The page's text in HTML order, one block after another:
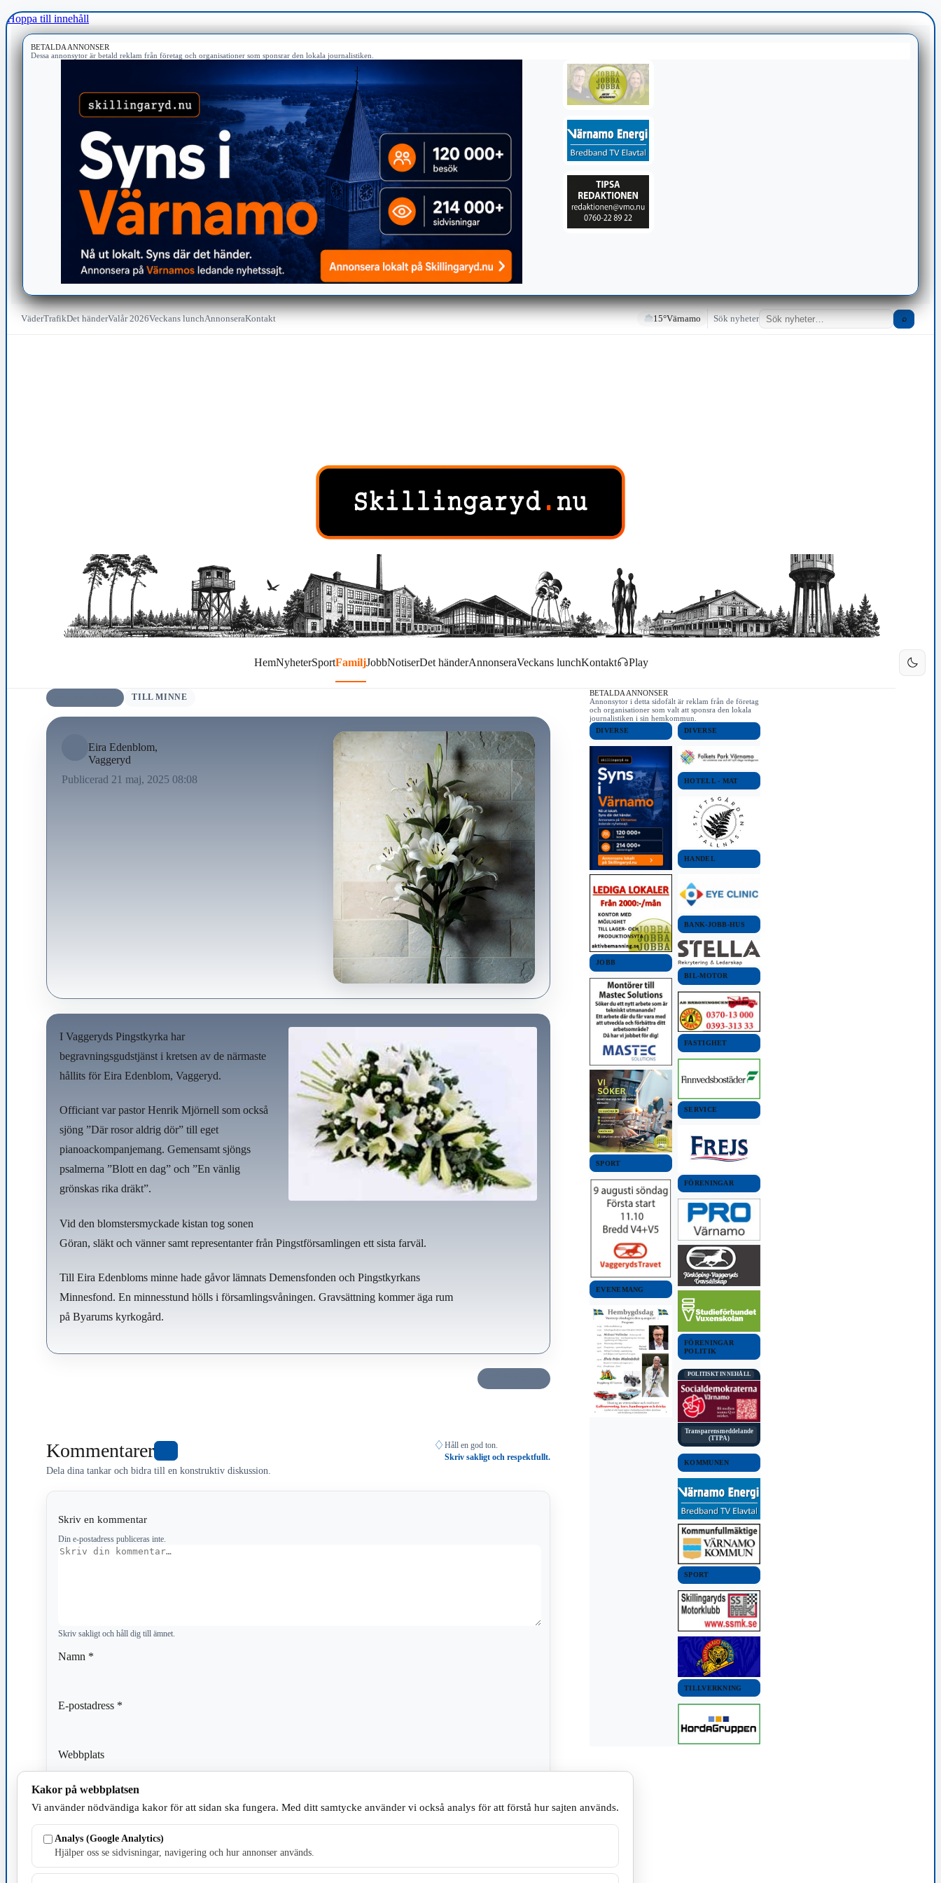
Hoppa till innehåll
BETALDA ANNONSER
Dessa annonsytor är betald reklam från företag och organisationer som sponsrar den lokala journalistiken.
VäderTrafikDet händerValår 2026Veckans lunchAnnonseraKontakt 15°Värnamo Sök nyheter ⌕
HemNyheterSportFamiljJobbNotiserDet händerAnnonseraVeckans lunchKontakt Play
TILL MINNE
Eira Edenblom,
Vaggeryd
Publicerad 21 maj, 2025 08:08
I Vaggeryds Pingstkyrka har
begravningsgudstjänst i kretsen av de närmaste
hållits för Eira Edenblom, Vaggeryd.
Officiant var pastor Henrik Mjörnell som också
sjöng ”Där rosor aldrig dör” till eget
pianoackompanjemang. Gemensamt sjöngs
psalmerna ”Blott en dag” och ”En vänlig
grönskas rika dräkt”.
Vid den blomstersmyckade kistan tog sonen
Göran, släkt och vänner samt representanter från Pingstförsamlingen ett sista farväl.
Till Eira Edenbloms minne hade gåvor lämnats Demensfonden och Pingstkyrkans
Minnesfond. En minnesstund hölls i församlingsvåningen. Gravsättning kommer äga rum
på Byarums kyrkogård.
Kommentarer
Dela dina tankar och bidra till en konstruktiv diskussion.
♢ Håll en god ton.
Skriv sakligt och respektfullt.
Skriv en kommentar
Din e-postadress publiceras inte.
Kommentar
Skriv sakligt och håll dig till ämnet.
Namn *
E-postadress *
Webbplats
Spara mitt namn, min e-postadress och webbplats i denna webbläsare till nästa gång jag skriver en
BETALDA ANNONSER
Annonsytor i detta sidofält är reklam från de företag
och organisationer som valt att sponsra den lokala
journalistiken i sin hemkommun.
DIVERSE
JOBB
SPORT
EVENEMANG
DIVERSE
HOTELL - MAT
HANDEL
BANK-JOBB-HUS
BIL-MOTOR
FASTIGHET
SERVICE
FÖRENINGAR
FÖRENINGAR
POLITIK
POLITISKT INNEHÅLL
Transparensmeddelande
(TTPA)
KOMMUNEN
SPORT
TILLVERKNING
Kakor på webbplatsen
Vi använder nödvändiga kakor för att sidan ska fungera. Med ditt samtycke använder vi också analys för att förstå hur sajten används.
Analys (Google Analytics)
Hjälper oss se sidvisningar, navigering och hur annonser används.